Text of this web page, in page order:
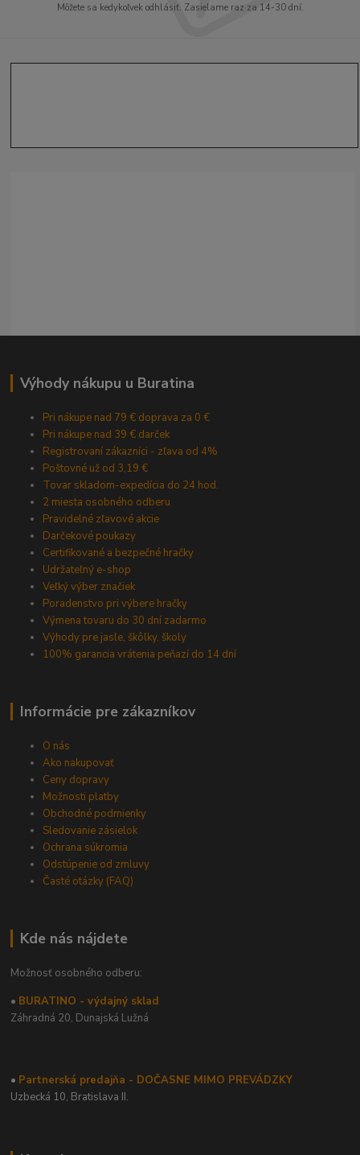
Môžete sa kedykoľvek odhlásiť. Zasielame raz za 14-30 dní.
Výhody nákupu u Buratina
Pri nákupe nad 79 € doprava za 0 €
Pri nákupe nad 39 € darček
Registrovaní zákazníci - zľava od 4%
Poštovné už od 3,19 €
Tovar skladom-expedícia do 24 hod.
2 miesta osobného odberu
Pravidelné zľavové akcie
Darčekové poukazy
Certifikované a bezpečné hračky
Udržateľný e-shop
Veľký výber značiek
Poradenstvo pri výbere hračky
Výmena tovaru do 30 dní zadarmo
Výhody pre jasle, škôlky, školy
100% garancia vrátenia peňazí do 14 dní
Informácie pre zákazníkov
O nás
Ako nakupovať
Ceny dopravy
Možnosti platby
Obchodné podmienky
Sledovanie zásielok
Ochrana súkromia
Odstúpenie od zmluvy
Časté otázky (FAQ)
Kde nás nájdete
Možnosť osobného odberu:
• BURATINO - výdajný sklad
Záhradná 20, Dunajská Lužná
• Partnerská predajňa - DOČASNE MIMO PREVÁDZKY
Uzbecká 10, Bratislava II.